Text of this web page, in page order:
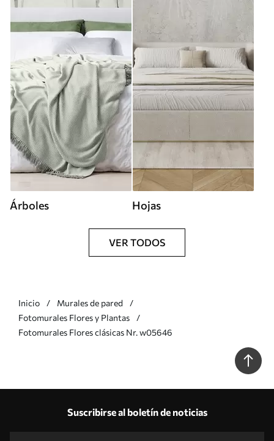
Árboles Hojas
VER TODOS
Inicio
Murales de pared
Fotomurales Flores y Plantas
Fotomurales Flores clásicas Nr. w05646
Suscribirse al boletín de noticias